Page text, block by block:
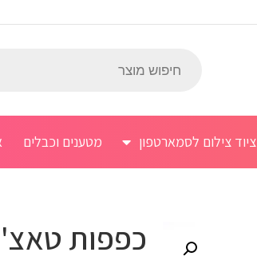
ציוד צילום לסמארטפון מטענים וכבלים
כפפות